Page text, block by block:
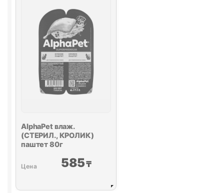
AlphaPet влаж.
(СТЕРИЛ., КРОЛИК)
паштет 80г
585₸